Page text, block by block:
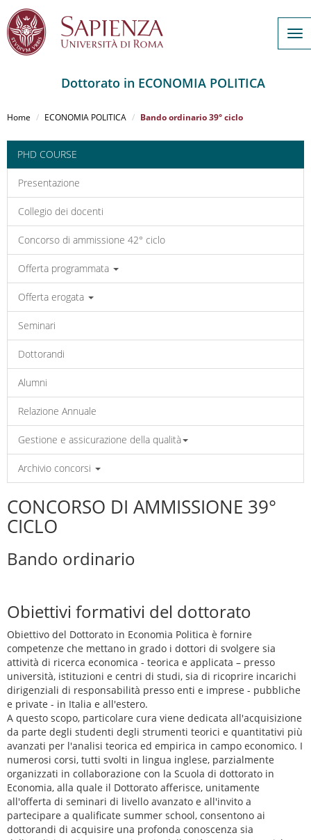
al
principale
Dottorato in ECONOMIA POLITICA
Home ECONOMIA POLITICA Bando ordinario 39° ciclo
PHD COURSE
Presentazione
Collegio dei docenti
Concorso di ammissione 42° ciclo
Offerta programmata
Offerta erogata
Seminari
Dottorandi
Alumni
Relazione Annuale
Gestione e assicurazione della qualità
Archivio concorsi
CONCORSO DI AMMISSIONE 39°
CICLO
Bando ordinario
Obiettivi formativi del dottorato
Obiettivo del Dottorato in Economia Politica è fornire
competenze che mettano in grado i dottori di svolgere sia
attività di ricerca economica - teorica e applicata – presso
università, istituzioni e centri di studi, sia di ricoprire incarichi
dirigenziali di responsabilità presso enti e imprese - pubbliche
e private - in Italia e all'estero.
A questo scopo, particolare cura viene dedicata all'acquisizione
da parte degli studenti degli strumenti teorici e quantitativi più
avanzati per l'analisi teorica ed empirica in campo economico. I
numerosi corsi, tutti svolti in lingua inglese, parzialmente
organizzati in collaborazione con la Scuola di dottorato in
Economia, alla quale il Dottorato afferisce, unitamente
all'offerta di seminari di livello avanzato e all'invito a
partecipare a qualificate summer school, consentono ai
dottorandi di acquisire una profonda conoscenza sia